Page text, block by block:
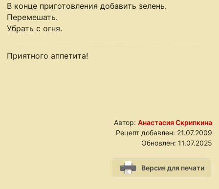
В конце приготовления добавить зелень.
Перемешать.
Убрать с огня.
Приятного аппетита!
Автор: Анастасия Скрипкина
Рецепт добавлен: 21.07.2009
Обновлен: 11.07.2025
Версия для печати